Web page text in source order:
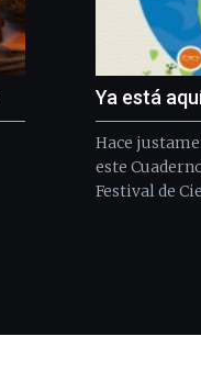
Ya está
Hace
este
Festival de